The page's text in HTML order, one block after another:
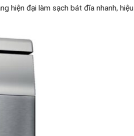
hiện đại làm sạch bát đĩa nhanh, hiệu